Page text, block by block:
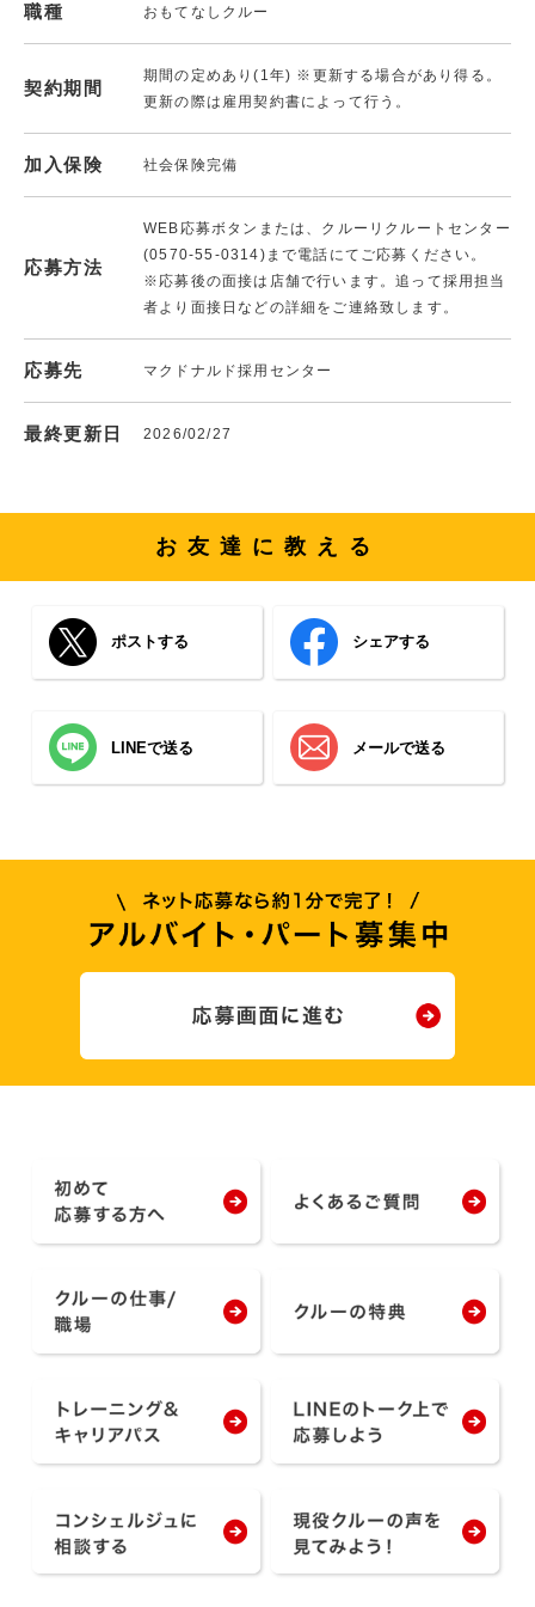
職種 おもてなしクルー
契約期間
期間の定めあり(1年) ※更新する場合があり得る。
更新の際は雇用契約書によって行う。
加入保険 社会保険完備
応募方法
WEB応募ボタンまたは、クルーリクルートセンター
(0570-55-0314)まで電話にてご応募ください。
※応募後の面接は店舗で行います。追って採用担当
者より面接日などの詳細をご連絡致します。
応募先 マクドナルド採用センター
最終更新日 2026/02/27
お友達に教える
ポストする シェアする
LINEで送る メールで送る